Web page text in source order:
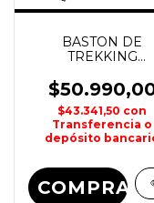
BASTON DE
TREKKING
MONTAGNE
$43.341,50 con
Transferencia o
depósito
COMPRAR